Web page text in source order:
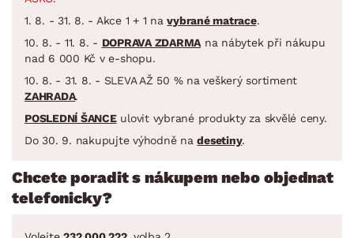
1. 8. - 31. 8. - Akce 1 + 1 navybrané matrace.
10. 8. - 11. 8. - DOPRAVA ZDARMA na nábytek při nákupu
nad 6 000 Kč v e-shopu.
10. 8. - 31. 8. - SLEVA AŽ 50 % na veškerý sortiment
ZAHRADA.
POSLEDNÍ ŠANCEulovit vybrané produkty za skvělé ceny.
Do 30. 9. nakupujte výhodně nadesetiny.
Chcete poradit s nákupem nebo objednat
telefonicky?